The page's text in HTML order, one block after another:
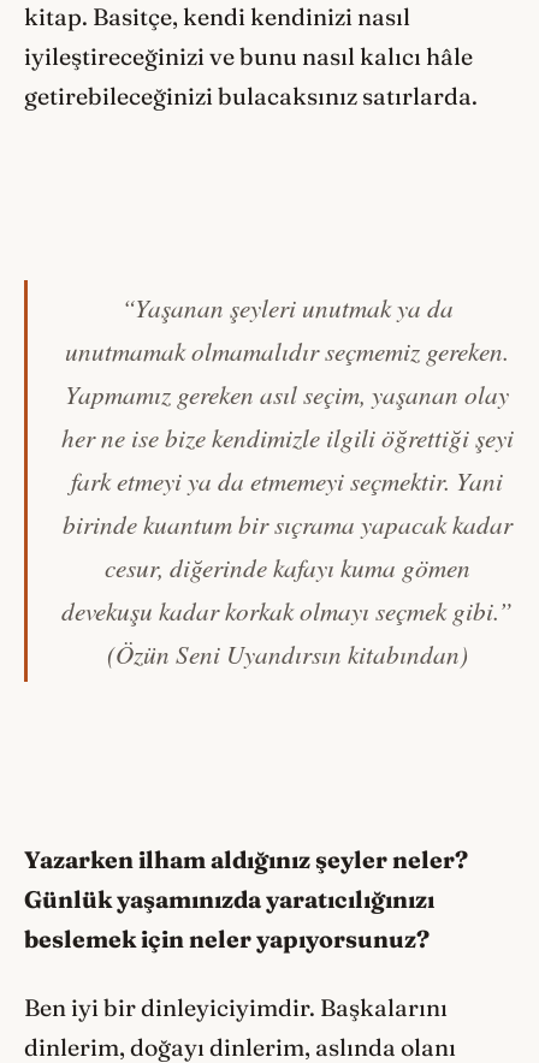
kitap. Basitçe, kendi kendinizi nasıl
iyileştireceğinizi ve bunu nasıl kalıcı hâle
getirebileceğinizi bulacaksınız satırlarda.
“Yaşanan şeyleri unutmak ya da
unutmamak olmamalıdır seçmemiz gereken.
Yapmamız gereken asıl seçim, yaşanan olay
her ne ise bize kendimizle ilgili öğrettiği şeyi
fark etmeyi ya da etmemeyi seçmektir. Yani
birinde kuantum bir sıçrama yapacak kadar
cesur, diğerinde kafayı kuma gömen
devekuşu kadar korkak olmayı seçmek gibi.”
(Özün Seni Uyandırsın kitabından)
Yazarken ilham aldığınız şeyler neler?
Günlük yaşamınızda yaratıcılığınızı
beslemek için neler yapıyorsunuz?
Ben iyi bir dinleyiciyimdir. Başkalarını
dinlerim, doğayı dinlerim, aslında olanı